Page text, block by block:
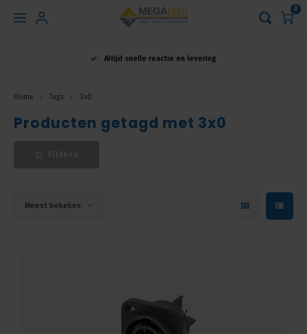
Hoofdmenu
Nederlands
Français
0
Altijd snelle reactie en levering
Home Tags 3x0
Producten getagd met 3x0
Meest bekeken